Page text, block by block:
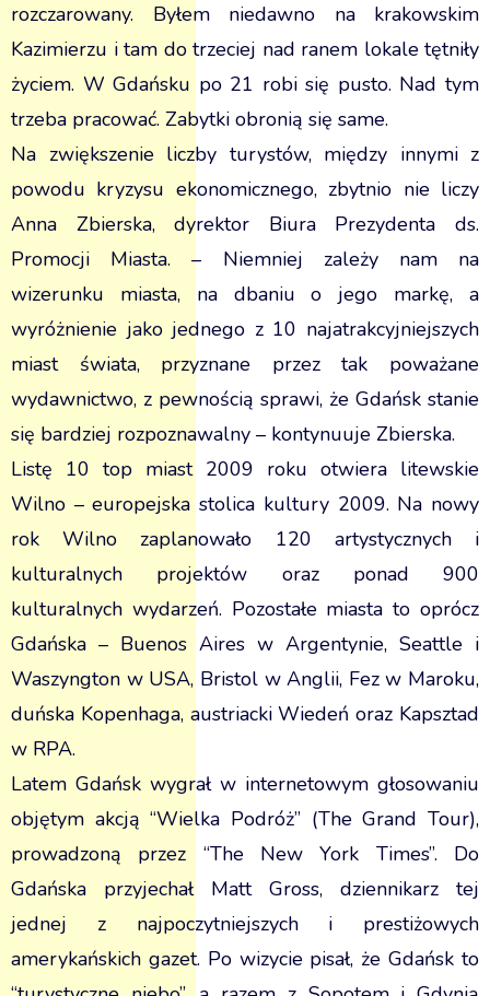
rozczarowany. Byłem niedawno na krakowskim
Kazimierzu i tam do trzeciej nad ranem lokale tętniły
życiem. W Gdańsku po 21 robi się pusto. Nad tym
trzeba pracować. Zabytki obronią się same.
Na zwiększenie liczby turystów, między innymi z
powodu kryzysu ekonomicznego, zbytnio nie liczy
Anna Zbierska, dyrektor Biura Prezydenta ds.
Promocji Miasta. – Niemniej zależy nam na
wizerunku miasta, na dbaniu o jego markę, a
wyróżnienie jako jednego z 10 najatrakcyjniejszych
miast świata, przyznane przez tak poważane
wydawnictwo, z pewnością sprawi, że Gdańsk stanie
się bardziej rozpoznawalny – kontynuuje Zbierska.
Listę 10 top miast 2009 roku otwiera litewskie
Wilno – europejska stolica kultury 2009. Na nowy
rok Wilno zaplanowało 120 artystycznych i
kulturalnych projektów oraz ponad 900
kulturalnych wydarzeń. Pozostałe miasta to oprócz
Gdańska – Buenos Aires w Argentynie, Seattle i
Waszyngton w USA, Bristol w Anglii, Fez w Maroku,
duńska Kopenhaga, austriacki Wiedeń oraz Kapsztad
w RPA.
Latem Gdańsk wygrał w internetowym głosowaniu
objętym akcją “Wielka Podróż” (The Grand Tour),
prowadzoną przez “The New York Times”. Do
Gdańska przyjechał Matt Gross, dziennikarz tej
jednej z najpoczytniejszych i prestiżowych
amerykańskich gazet. Po wizycie pisał, że Gdańsk to